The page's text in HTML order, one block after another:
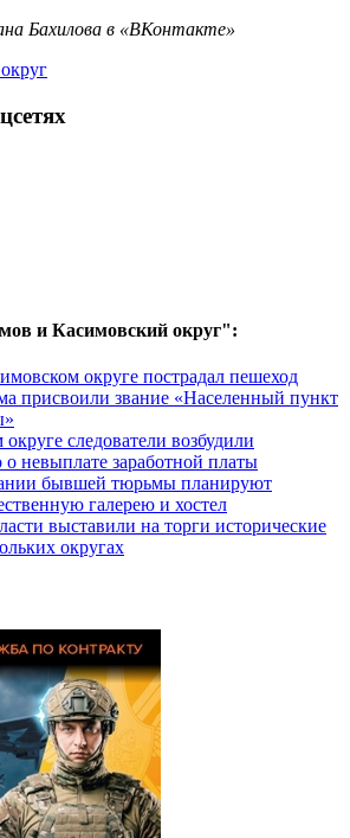
Бахилова в «ВКонтакте»
и Касимовский округ":
округе пострадал пешеход
присвоили звание «Населенный пункт
следователи возбудили
о невыплате заработной платы
бывшей тюрьмы планируют
галерею и хостел
выставили на торги исторические
округах